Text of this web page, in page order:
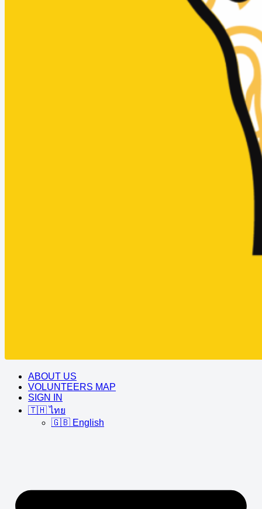
ABOUT US
VOLUNTEERS MAP
SIGN IN
🇹🇭 ไทย
🇬🇧 English